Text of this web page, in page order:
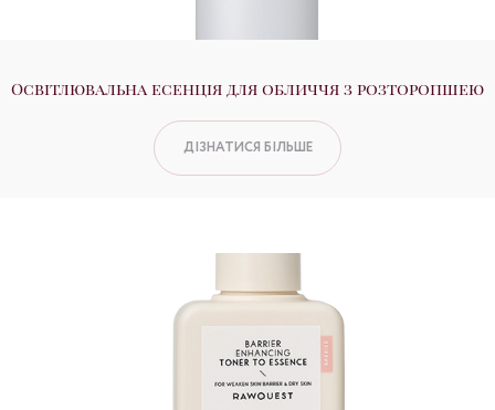
Освітлювальна есенція для обличчя з розторопшею
ДІЗНАТИСЯ БІЛЬШЕ